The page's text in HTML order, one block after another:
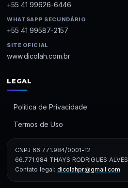
+55 41 99626-6446
WHATSAPP SECUNDÁRIO
+55 41 99587-2157
SITE OFICIAL
www.dicolah.com.br
LEGAL
Política de Privacidade
Termos de Uso
CNPJ 66.771.984/0001-12
66.771.984 THAYS RODRIGUES ALVES
Contato legal: dicolahpr@gmail.com